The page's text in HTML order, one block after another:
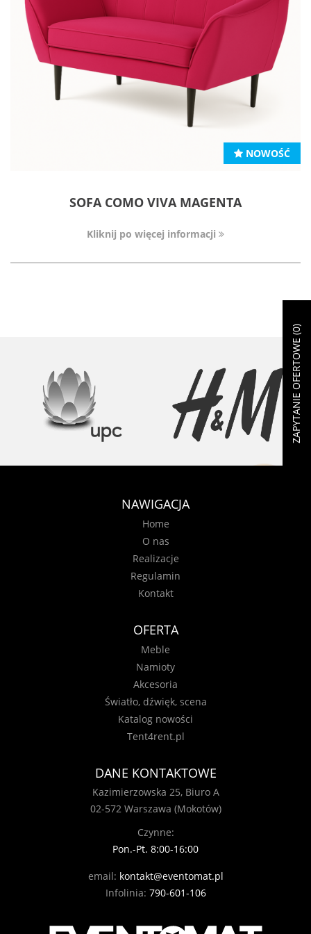
NOWOŚĆ
SOFA COMO VIVA MAGENTA
Kliknij po więcej informacji
NAWIGACJA
Home
O nas
Realizacje
Regulamin
Kontakt
OFERTA
Meble
Namioty
Akcesoria
Światło, dźwięk, scena
Katalog nowości
Tent4rent.pl
DANE KONTAKTOWE
Kazimierzowska 25, Biuro A
02-572 Warszawa (Mokotów)
Czynne:
Pon.-Pt. 8:00-16:00
email: kontakt@eventomat.pl
Infolinia: 790-601-106
ZAPYTANIE OFERTOWE (
0
)